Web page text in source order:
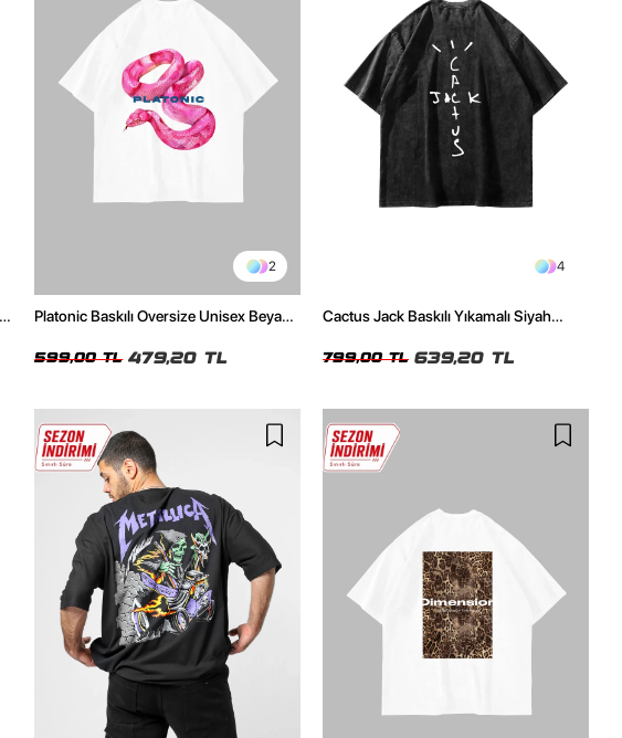
2
Platonic Baskılı Oversize Unisex Beyaz
599,00 TL 479,20 TL
4
Cactus Jack Baskılı Yıkamalı Siyah
799,00 TL 639,20 TL